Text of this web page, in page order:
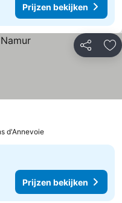
Prijzen bekijken
Delen
d'Annevoie
Prijzen bekijken